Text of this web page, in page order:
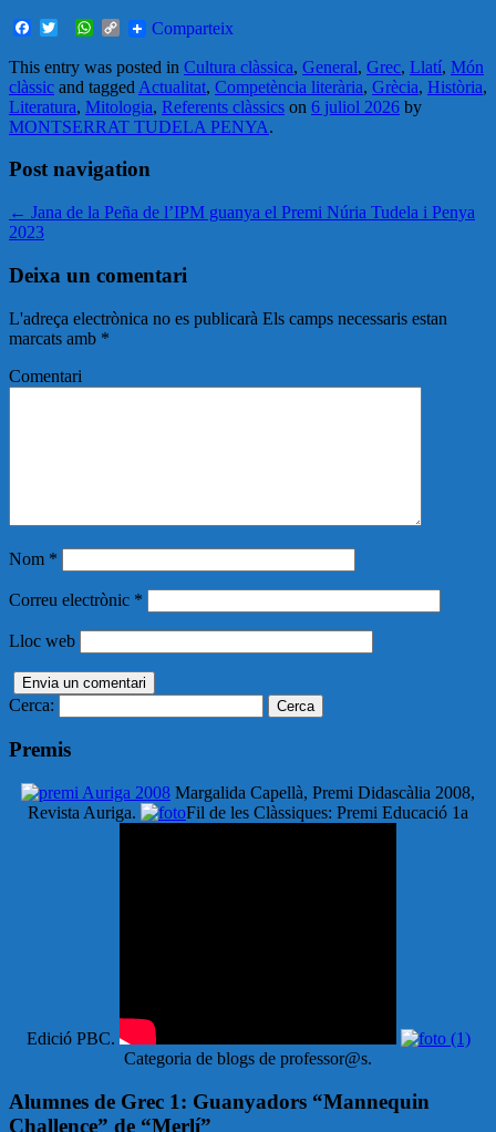
Facebook
TwitterWhatsApp
CopyComparteix
This entry was posted in Cultura clàssica, General, Grec, Llatí, Món
clàssic and tagged Actualitat, Competència literària, Grècia, Història,
Literatura, Mitologia, Referents clàssics on 6 juliol 2026 by
MONTSERRAT TUDELA PENYA.
Post navigation
← Jana de la Peña de l’IPM guanya el Premi Núria Tudela i Penya
2023
Deixa un comentari
L'adreça electrònica no es publicarà Els camps necessaris estan
marcats amb *
Comentari
Nom *
Correu electrònic *
Lloc web
Cerca:
Premis
Margalida Capellà, Premi Didascàlia 2008,
Revista Auriga.
Fil de les Clàssiques: Premi Educació 1a
Edició PBC.
Categoria de blogs de professor@s.
Alumnes de Grec 1: Guanyadors “Mannequin
Challence” de “Merlí”